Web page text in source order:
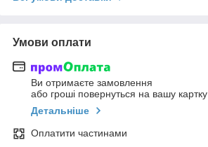
Умови оплати
Ви отримаєте замовлення
або гроші повернуться на вашу картку
Детальніше
Оплатити частинами